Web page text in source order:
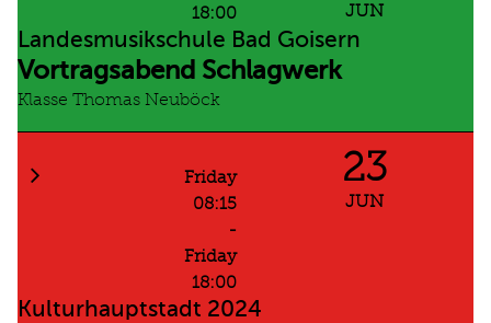
18:00
JUN
Landesmusikschule Bad Goisern
Vortragsabend Schlagwerk
Klasse Thomas Neuböck
Friday
08:15
-
Friday
18:00
23
JUN
Kulturhauptstadt 2024